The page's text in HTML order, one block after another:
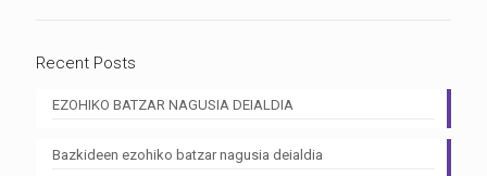
Recent Posts
EZOHIKO BATZAR NAGUSIA DEIALDIA
Bazkideen ezohiko batzar nagusia deialdia